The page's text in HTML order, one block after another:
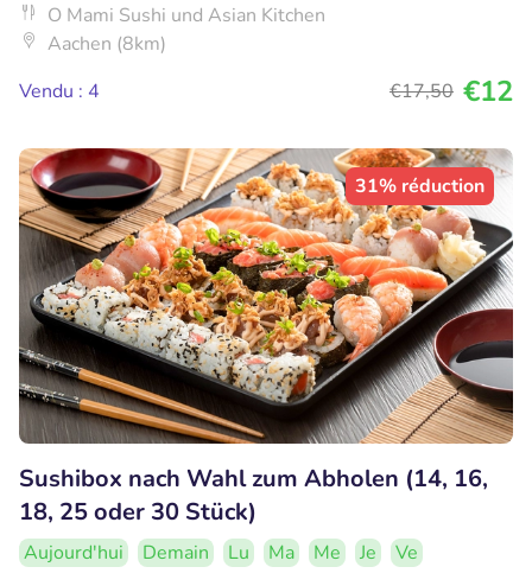
O Mami Sushi und Asian Kitchen
Aachen (8km)
Vendu : 4
€17,50 €12
31% réduction
Sushibox nach Wahl zum Abholen (14, 16,
18, 25 oder 30 Stück)
Aujourd'hui Demain Lu Ma Me Je
Ve